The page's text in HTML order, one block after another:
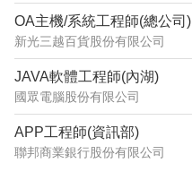
OA主機/系統工程師(總公司)
新光三越百貨股份有限公司
JAVA軟體工程師(內湖)
國眾電腦股份有限公司
APP工程師(資訊部)
聯邦商業銀行股份有限公司